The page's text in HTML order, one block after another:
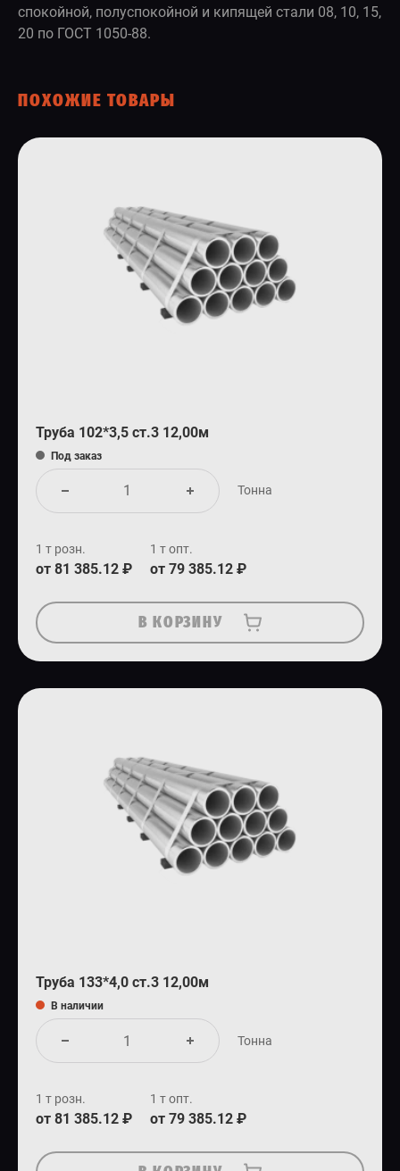
спокойной, полуспокойной и кипящей стали 08, 10, 15,
20 по ГОСТ 1050-88.
ПОХОЖИЕ ТОВАРЫ
Труба 102*3,5 ст.3 12,00м
Под заказ
Тонна
1 т розн.
от 81 385.12 ₽
1 т опт.
от 79 385.12 ₽
В КОРЗИНУ
Труба 133*4,0 ст.3 12,00м
В наличии
Тонна
1 т розн.
от 81 385.12 ₽
1 т опт.
от 79 385.12 ₽